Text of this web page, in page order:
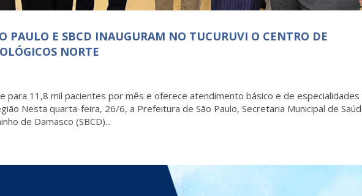
PAULO E SBCD INAUGURAM NO TUCURUVI O CENTRO DE
NORTE
para 11,8 mil pacientes por mês e oferece atendimento básico e de especialidades
Nesta quarta-feira, 26/6, a Prefeitura de São Paulo, Secretaria Municipal de
de Damasco (SBCD)...